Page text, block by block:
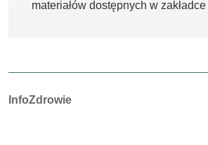
materiałów dostępnych w zakładce
Autorzy:
InfoZdrowie